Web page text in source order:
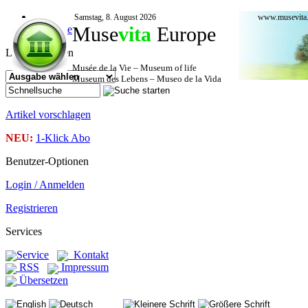
Samstag, 8. August 2026
Musevita Europe
Musée de la Vie – Museum of life
Museum des Lebens – Museo de la Vida
Startseite
Leser-Optionen
Artikel vorschlagen
NEU: 1-Klick Abo
Benutzer-Optionen
Login / Anmelden
Registrieren
Services
Service
Kontakt
RSS
Impressum
Übersetzen